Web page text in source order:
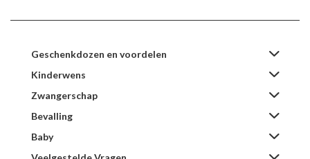
Geschenkdozen en voordelen
Kinderwens
Zwangerschap
Bevalling
Baby